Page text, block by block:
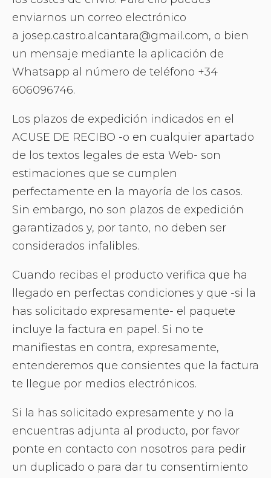
enviarnos un correo electrónico
a josep.castro.alcantara@gmail.com, o bien
un mensaje mediante la aplicación de
Whatsapp al número de teléfono +34
606096746.
Los plazos de expedición indicados en el
ACUSE DE RECIBO -o en cualquier apartado
de los textos legales de esta Web- son
estimaciones que se cumplen
perfectamente en la mayoría de los casos.
Sin embargo, no son plazos de expedición
garantizados y, por tanto, no deben ser
considerados infalibles.
Cuando recibas el producto verifica que ha
llegado en perfectas condiciones y que -si la
has solicitado expresamente- el paquete
incluye la factura en papel. Si no te
manifiestas en contra, expresamente,
entenderemos que consientes que la factura
te llegue por medios electrónicos.
Si la has solicitado expresamente y no la
encuentras adjunta al producto, por favor
ponte en contacto con nosotros para pedir
un duplicado o para dar tu consentimiento